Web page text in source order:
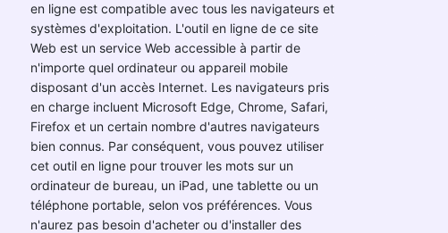
en ligne est compatible avec tous les navigateurs et
systèmes d'exploitation. L'outil en ligne de ce site
Web est un service Web accessible à partir de
n'importe quel ordinateur ou appareil mobile
disposant d'un accès Internet. Les navigateurs pris
en charge incluent Microsoft Edge, Chrome, Safari,
Firefox et un certain nombre d'autres navigateurs
bien connus. Par conséquent, vous pouvez utiliser
cet outil en ligne pour trouver les mots sur un
ordinateur de bureau, un iPad, une tablette ou un
téléphone portable, selon vos préférences. Vous
n'aurez pas besoin d'acheter ou d'installer des